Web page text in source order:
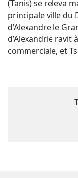
(Tanis) se releva
principale ville du
d’Alexandre le
d’Alexandrie ravit
commerciale, et